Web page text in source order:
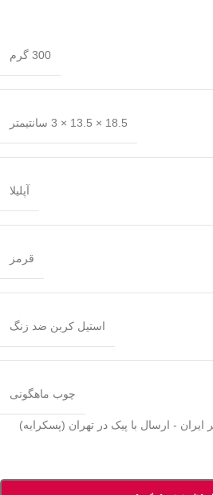
300 گرم
18.5 × 13.5 × 3 سانتیمتر
آپلیلا
قرمز
استیل کربن ضد زنگ
چوب ماهگونی
- ارسال با پیک در تهران (پسکرایه)